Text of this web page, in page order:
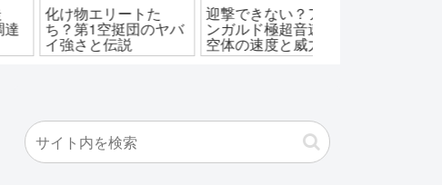
化け物エリートた
ち？第1空挺団のヤバ
イ強さと伝説
迎撃できない？アバ
ンガルド極超音速滑
空体の速度と威力